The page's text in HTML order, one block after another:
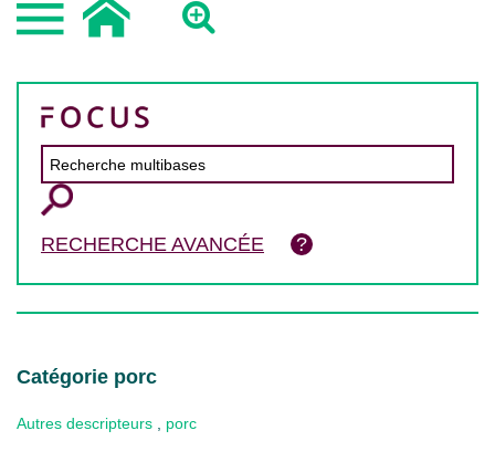
RECHERCHE AVANCÉE
Catégorie porc
Autres descripteurs porc